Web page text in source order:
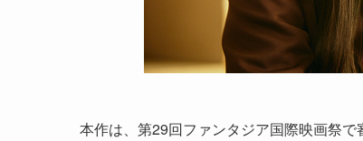
本作は、第29回ファンタジア国際映画祭